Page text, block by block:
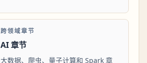
跨领域章节
AI 章节
大数据、爬虫、量子计算和 Spark 章